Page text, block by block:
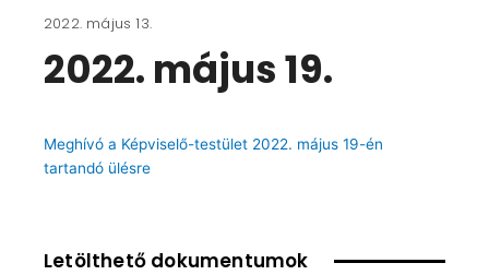
2022. május 13.
2022. május 19.
Meghívó a Képviselő-testület 2022. május 19-én
tartandó ülésre
Letölthető dokumentumok